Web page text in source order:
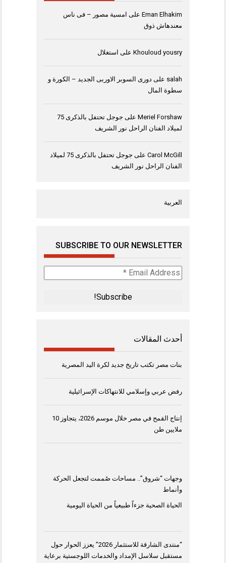
Eman Elhakim على امسية مصور – فى ناس
معندهاش ذوق
Khouloud yousry على استغلال
salah على دورى السوبر الاوربى الجديد – الكورة و
سطوة المال
Meriel Forshaw على
جوجل تحتفل بالذكرى 75
لميلاد الفنان الراحل نور الشريف
Carol McGill على
جوجل تحتفل بالذكرى 75 لميلاد
الفنان الراحل نور الشريف
العربية
SUBSCRIBE TO OUR NEWSLETTER
Email
Address
أحدث المقالات
بنات مصر تكتب تاريخ جديد لكرة اليد المصرية
رفض عربي وإسلامي للانتهاكات الإسرائيلية
إنتاج القمح في مصر خلال موسم 2026، يتجاوز 10
ملايين طن
وجهات “شروق”.. مساحات صُممت لتجعل الحركة
وأنماط
الحياة الصحية جزءاً طبيعياً من الحياة اليومية
“منتدى الشارقة للاستثمار 2026” يعزز الحوار حول
مستقبل سلاسل الإمداد والخدمات اللوجستية برعاية